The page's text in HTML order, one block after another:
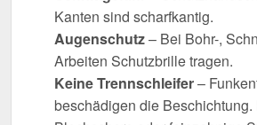
Kanten sind scharfkantig.
Augenschutz– Bei Bohr-,
Arbeiten Schutzbrille tragen.
Keine Trennschleifer–
beschädigen die Beschichtung.